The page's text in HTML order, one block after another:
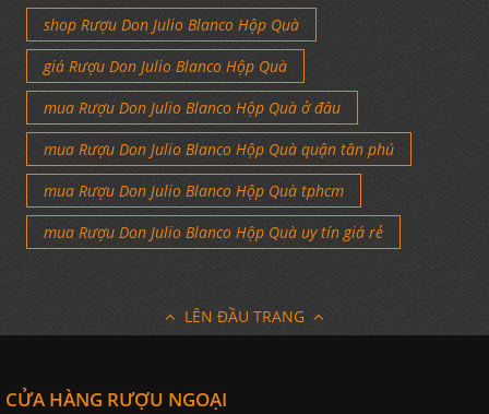
shop Rượu Don Julio Blanco Hộp Quà
giá Rượu Don Julio Blanco Hộp Quà
mua Rượu Don Julio Blanco Hộp Quà ở đâu
mua Rượu Don Julio Blanco Hộp Quà quận tân phú
mua Rượu Don Julio Blanco Hộp Quà tphcm
mua Rượu Don Julio Blanco Hộp Quà uy tín giá rẻ
LÊN ĐẦU TRANG
CỬA HÀNG RƯỢU NGOẠI